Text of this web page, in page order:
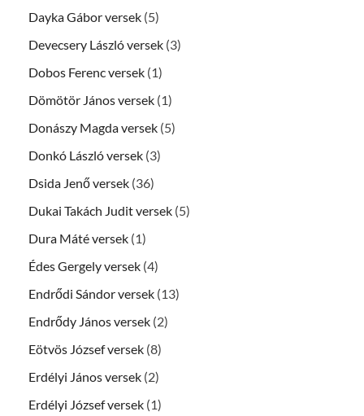
Dayka Gábor versek (5)
Devecsery László versek (3)
Dobos Ferenc versek (1)
Dömötör János versek (1)
Donászy Magda versek (5)
Donkó László versek (3)
Dsida Jenő versek (36)
Dukai Takách Judit versek (5)
Dura Máté versek (1)
Édes Gergely versek (4)
Endrődi Sándor versek (13)
Endrődy János versek (2)
Eötvös József versek (8)
Erdélyi János versek (2)
Erdélyi József versek (1)